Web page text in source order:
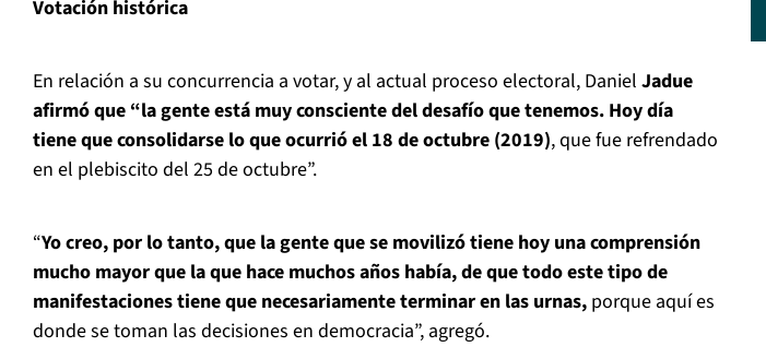
Votación histórica
En relación a su concurrencia a votar, y al actual proceso electoral, Daniel Jadue
afirmó que “la gente está muy consciente del desafío que tenemos. Hoy día
tiene que consolidarse lo que ocurrió el 18 de octubre (2019), que fue refrendado
en el plebiscito del 25 de octubre”.
“Yo creo, por lo tanto, que la gente que se movilizó tiene hoy una comprensión
mucho mayor que la que hace muchos años había, de que todo este tipo de
manifestaciones tiene que necesariamente terminar en las urnas, porque aquí es
donde se toman las decisiones en democracia”, agregó.